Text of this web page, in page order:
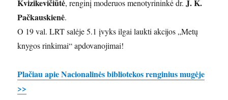
Kvizikevičiūtė, renginį moderuos menotyrininkė dr.J. K.
Pačkauskienė.
O 19 val. LRT salėje 5.1 įvyks ilgai laukti akcijos „Metų
knygos rinkimai“ apdovanojimai!
Plačiau apie Nacionalinės bibliotekos renginius mugėje
>>